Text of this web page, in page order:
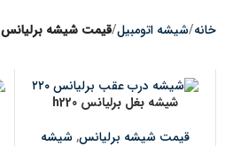
خانه شیشه اتومبیل قیمت شیشه برلیانس
شیشه بغل برلیانس h220
قیمت شیشه برلیانس,شیشه